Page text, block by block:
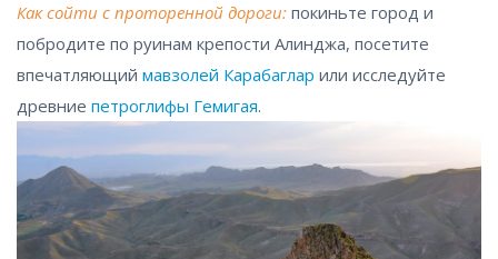
Как сойти с проторенной дороги: покиньте город и
побродите по руинам крепости Алинджа, посетите
впечатляющий мавзолей Карабаглар или исследуйте
древние петроглифы Гемигая.